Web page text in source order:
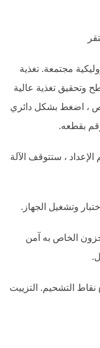
مجتمعة. تغذية
وتحقيق تغذية عالية
، اضغط بشكل دائري
بقطعه.
، ستتوقف الآلة
وتشغيل الجهاز.
الخاص به آمن
التشحيم. التزييت